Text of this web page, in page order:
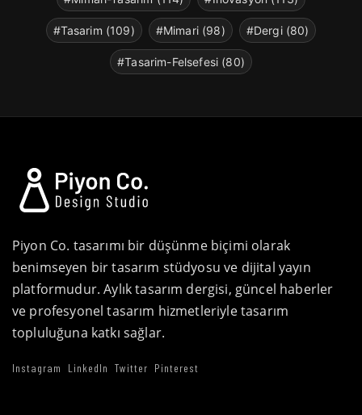
#Tasarim (109) #Mimari (98) #Dergi (80)
#Tasarim-Felsefesi (80)
Piyon Co. tasarımı bir düşünme biçimi olarak
benimseyen bir tasarım stüdyosu ve dijital yayın
platformudur. Aylık tasarım dergisi, güncel haberler
ve profesyonel tasarım hizmetleriyle tasarım
topluluğuna katkı sağlar.
Instagram LinkedIn Twitter Pinterest